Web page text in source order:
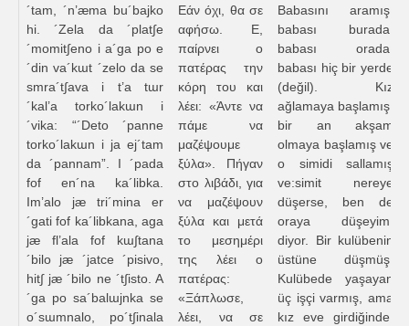
´tam, ´n’æma bu´bajko
hi. ´Zela da ´plat∫e
´momit∫eno i a´ga po e
´din va´kɯt ´zelo da se
smra´t∫ava i t’a tɯr
´kal’a torko´lakɯn i
´vika: “´Deto ´panne
torko´lakɯn i ja ej´tam
da ´pannam”. I ´pada
fof en´na ka´libka.
Im’alo jæ tri´mina er
´gati fof ka´libkana, aga
jæ fl’ala fof kɯ∫tana
´bilo jæ ´jatce ´pisivo,
hit∫ jæ ´bilo ne ´t∫isto. A
´ga po sa´balɯjnka se
o´sɯmnalo, po´t∫inala
Εάν όχι, θα σε
αφήσω. Ε,
παίρνει ο
πατέρας την
κόρη του και
λέει: «Άντε να
πάμε να
μαζέψουμε
ξύλα». Πήγαν
στο λιβάδι, για
να μαζέψουν
ξύλα και μετά
το μεσημέρι
της λέει ο
πατέρας:
«Ξάπλωσε,
λέει, να σε
Babasını aramış,
babası burada,
babası orada,
babası hiç bir yerde
(değil). Kız
ağlamaya başlamış,
bir an akşam
olmaya başlamış ve
o simidi sallamış
ve:simit nereye
düşerse, ben de
oraya düşeyim!
diyor. Bir kulübenin
üstüne düşmüş.
Kulübede yaşayan
üç işçi varmış, ama
kız eve girdiğinde,